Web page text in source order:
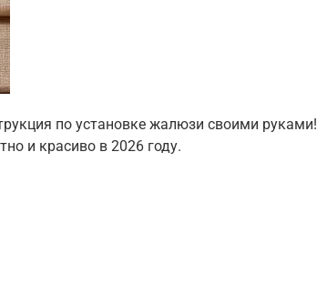
по установке жалюзи своими руками!
и красиво в 2026 году.